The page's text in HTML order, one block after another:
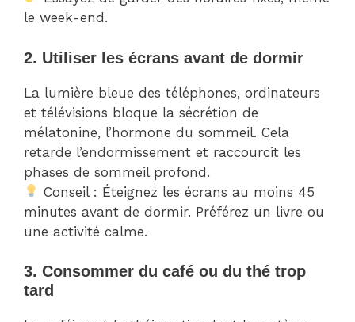
le week-end.
2. Utiliser les écrans avant de dormir
La lumière bleue des téléphones, ordinateurs
et télévisions bloque la sécrétion de
mélatonine, l’hormone du sommeil. Cela
retarde l’endormissement et raccourcit les
phases de sommeil profond.
Conseil : Éteignez les écrans au moins 45
minutes avant de dormir. Préférez un livre ou
une activité calme.
3. Consommer du café ou du thé trop
tard